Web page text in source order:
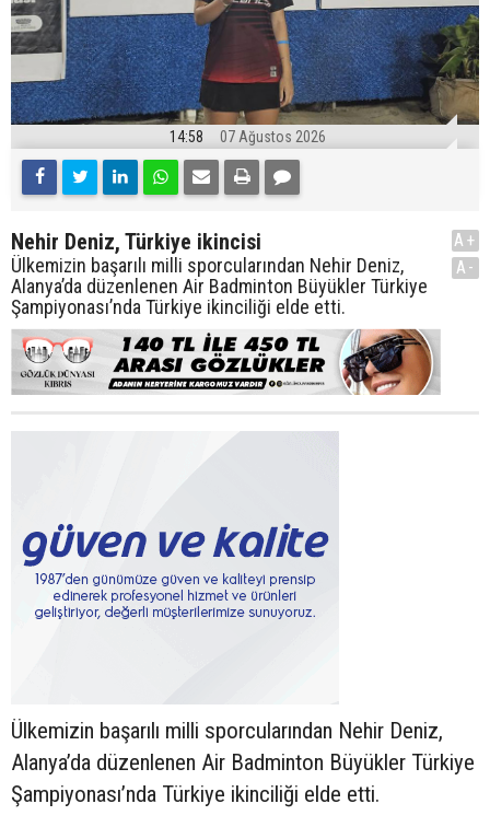
14:58 07 Ağustos 2026
Nehir Deniz, Türkiye ikincisi
Ülkemizin başarılı milli sporcularından Nehir Deniz,
Alanya’da düzenlenen Air Badminton Büyükler Türkiye
Şampiyonası’nda Türkiye ikinciliği elde etti.
A+
A-
Ülkemizin başarılı milli sporcularından Nehir Deniz,
Alanya’da düzenlenen Air Badminton Büyükler Türkiye
Şampiyonası’nda Türkiye ikinciliği elde etti.